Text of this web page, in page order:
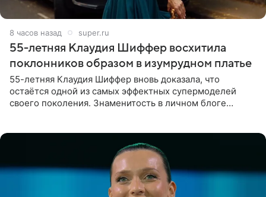
8 часов назад super.ru
55-летняя Клаудия Шиффер восхитила
поклонников образом в изумрудном платье
55-летняя Клаудия Шиффер вновь доказала, что
остаётся одной из самых эффектных супермоделей
своего поколения. Знаменитость в личном блоге